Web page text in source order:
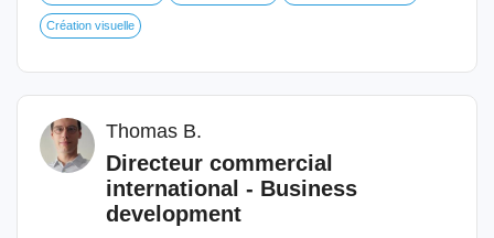
Création visuelle
Thomas B.
Directeur commercial
international - Business
development